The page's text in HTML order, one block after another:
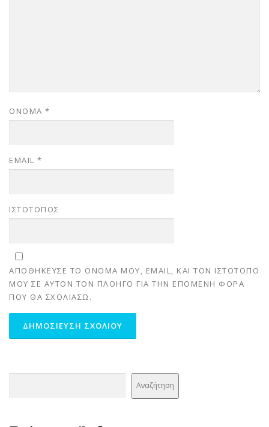
ΌΝΟΜΑ *
EMAIL *
ΙΣΤΌΤΟΠΟΣ
ΑΠΟΘΉΚΕΥΣΕ ΤΟ ΌΝΟΜΆ ΜΟΥ, EMAIL, ΚΑΙ ΤΟΝ ΙΣΤΌΤΟΠΟ
ΜΟΥ ΣΕ ΑΥΤΌΝ ΤΟΝ ΠΛΟΗΓΌ ΓΙΑ ΤΗΝ ΕΠΌΜΕΝΗ ΦΟΡΆ
ΠΟΥ ΘΑ ΣΧΟΛΙΆΣΩ.
Αναζήτηση